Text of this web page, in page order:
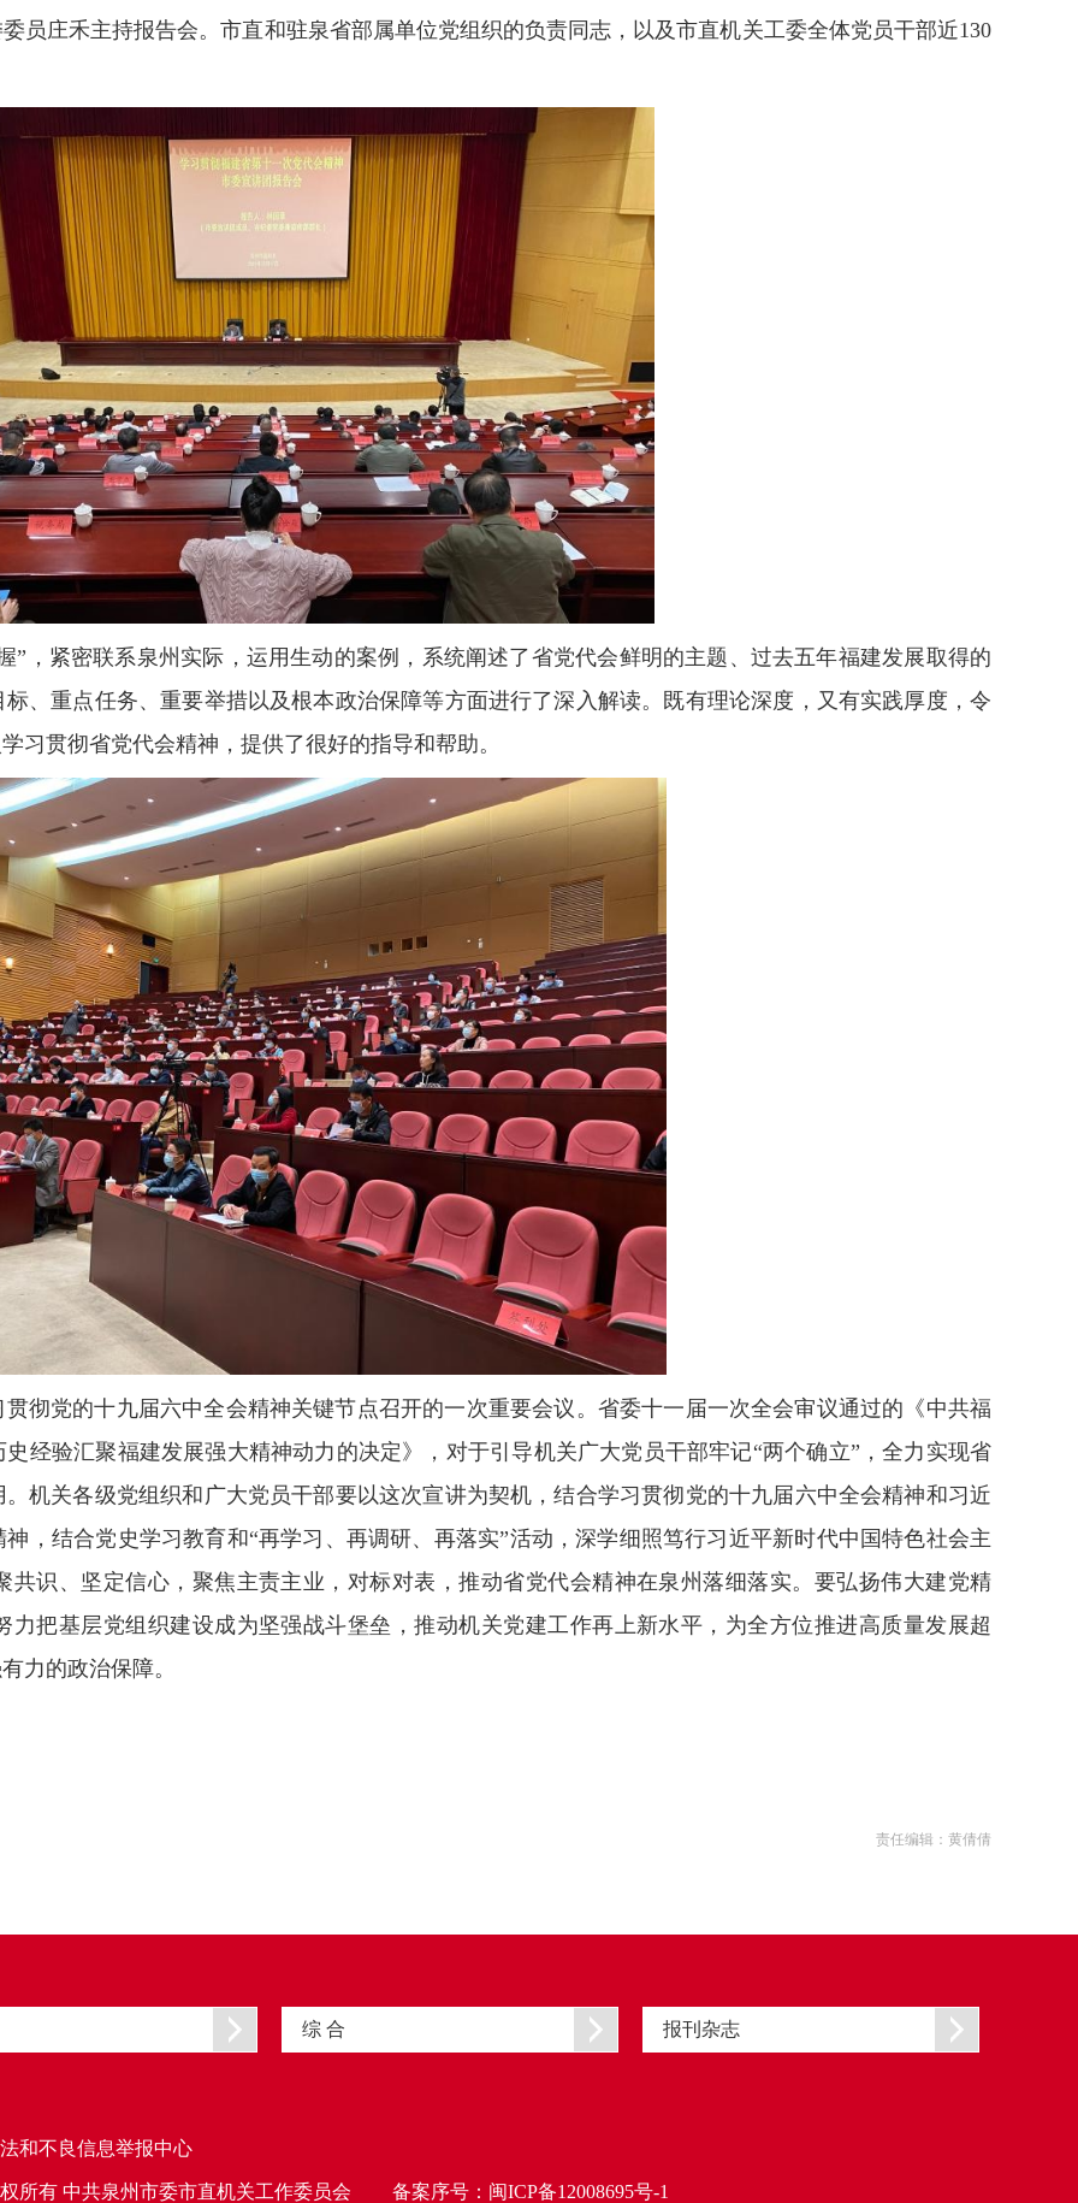
员庄禾主持报告会。市直和驻泉省部属单位党组织的负责同志，以及市直机关工委全体党员干部近130
”，紧密联系泉州实际，运用生动的案例，系统阐述了省党代会鲜明的主题、过去五年福建发展取得的
、重点任务、重要举措以及根本政治保障等方面进行了深入解读。既有理论深度，又有实践厚度，令
习贯彻省党代会精神，提供了很好的指导和帮助。
彻党的十九届六中全会精神关键节点召开的一次重要会议。省委十一届一次全会审议通过的《中共福
经验汇聚福建发展强大精神动力的决定》，对于引导机关广大党员干部牢记“两个确立”，全力实现省
机关各级党组织和广大党员干部要以这次宣讲为契机，结合学习贯彻党的十九届六中全会精神和习近
，结合党史学习教育和“再学习、再调研、再落实”活动，深学细照笃行习近平新时代中国特色社会主
识、坚定信心，聚焦主责主业，对标对表，推动省党代会精神在泉州落细落实。要弘扬伟大建党精
把基层党组织建设成为坚强战斗堡垒，推动机关党建工作再上新水平，为全方位推进高质量发展超
力的政治保障。
责任编辑：黄倩倩
综 合 报刊杂志
和不良信息举报中心
所有 中共泉州市委市直机关工作委员会 备案序号： 闽ICP备12008695号-1